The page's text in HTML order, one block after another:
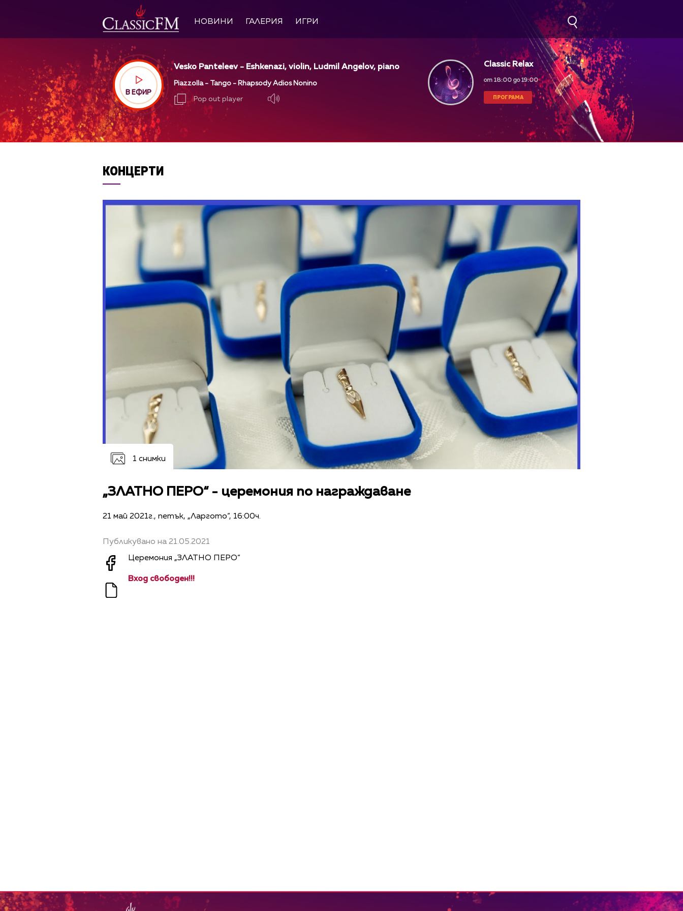
НОВИНИ ГАЛЕРИЯ ИГРИ
В ЕФИР
Vesko Panteleev - Eshkenazi, violin, Ludmil Angelov, piano
Piazzolla - Tango - Rhapsody Adios Nonino
Pop out player
Classic Relax
от 18:00 до 19:00
ПРОГРАМА
КОНЦЕРТИ
1 снимки
„ЗЛАТНО ПЕРО“ - церемония по награждаване
21 май 2021г., петък, „Ларгото“, 16:00ч.
Публикувано на 21.05.2021
Церемония „ЗЛАТНО ПЕРО“
Вход свободен!!!